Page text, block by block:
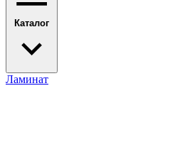
Каталог
Ламинат